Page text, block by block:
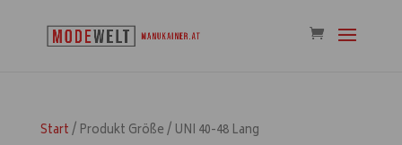
Start/ Produkt Größe / UNI 40-48 Lang